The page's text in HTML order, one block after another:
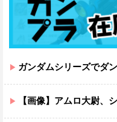
ガンダムシリーズでダントツ
【画像】アムロ大尉、シャアに対